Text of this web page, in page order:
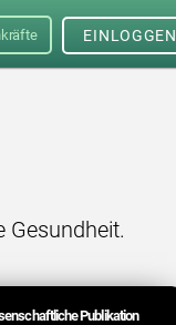
EINLOGGEN
Publikation